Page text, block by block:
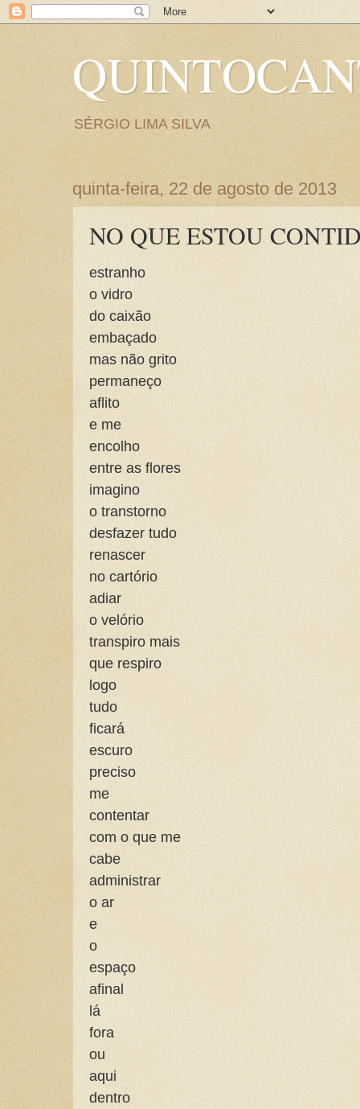
SÉRGIO LIMA SILVA
quinta-feira, 22 de agosto de 2013
NO QUE ESTOU
estranho
o vidro
do caixão
embaçado
mas não grito
permaneço
aflito
e me
encolho
entre as flores
imagino
o transtorno
desfazer tudo
renascer
no cartório
adiar
o velório
transpiro mais
que respiro
logo
tudo
ficará
escuro
preciso
me
contentar
com o que me
cabe
administrar
o ar
e
o
espaço
afinal
lá
fora
ou
aqui
dentro